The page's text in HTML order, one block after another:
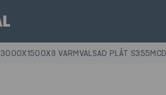
3000X1500X8 VARMVALSAD PLÅT